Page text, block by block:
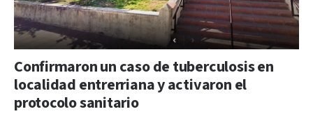
Confirmaron un caso de tuberculosis en
localidad entrerriana y activaron el
protocolo sanitario